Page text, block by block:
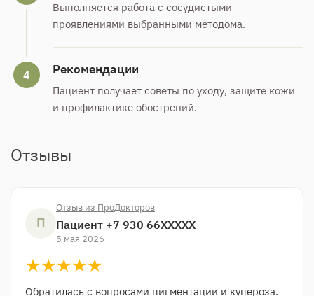
Выполняется работа с сосудистыми
проявлениями выбранными методома.
4 Рекомендации
Пациент получает советы по уходу, защите кожи
и профилактике обострений.
Отзывы
П
Отзыв из ПроДокторов
Пациент +7 930 66XXXXX
5 мая 2026
★★★★★
★★★★★
Обратилась с вопросами пигментации и купероза​.